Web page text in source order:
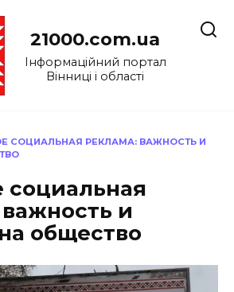
21000.com.ua
Інформаційний портал
Вінниці і області
СОЦИАЛЬНАЯ РЕКЛАМА: ВАЖНОСТЬ И
социальная
и
общество